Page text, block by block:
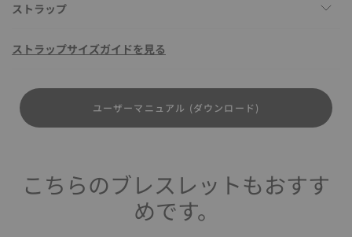
ストラップ
ストラップサイズガイドを見る
ユーザーマニュアル (ダウンロード)
こちらのブレスレットもおすす
めです。